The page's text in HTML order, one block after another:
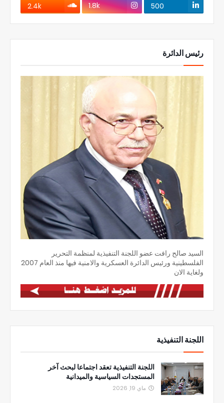
500
1.8k
2.4k
رئيس الدائرة
السيد صالح رافت عضو اللجنة التنفيذية لمنظمة التحرير
الفلسطينية ورئيس الدائرة العسكرية والامنية فيها منذ العام 2007
ولغاية الان
اللجنة التنفيذية
اللجنة التنفيذية تعقد اجتماعا لبحث آخر
المستجدات السياسية والميدانية
ماي 19, 2026